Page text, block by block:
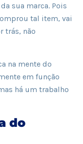
sua marca. Pois
tal item, vai
trás, não
na mente do
em função
há um trabalho
do